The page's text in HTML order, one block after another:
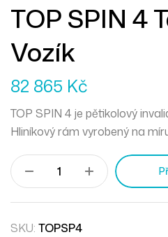
TOP SPIN 4
Vozík
82 865 Kč
TOP SPIN 4 je pětikolový
Hliníkový rám vyrobený na
SKU: TOPSP4